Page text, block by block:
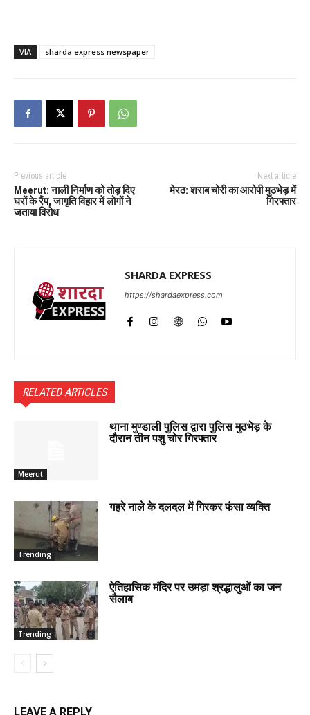
VIA sharda express newspaper
Previous article
Meerut: नाली निर्माण को तोड़ दिए
घरों के रैंप, जागृति विहार में लोगों ने
जताया विरोध
Next article
मेरठ: शराब चोरी का आरोपी मुठभेड़ में
गिरफ्तार
SHARDA EXPRESS
https://shardaexpress.com
RELATED ARTICLES
Meerut
थाना मुण्डाली पुलिस द्वारा पुलिस मुठभेड़ के
दौरान तीन पशु चोर गिरफ्तार
Trending
गहरे नाले के दलदल में गिरकर फंसा व्यक्ति
Trending
ऐतिहासिक मंदिर पर उमड़ा श्रद्धालुओं का जन
सैलाब
LEAVE A REPLY